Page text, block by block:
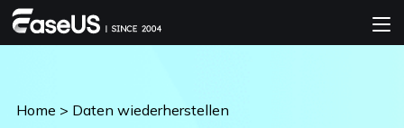
Home > Daten wiederherstellen